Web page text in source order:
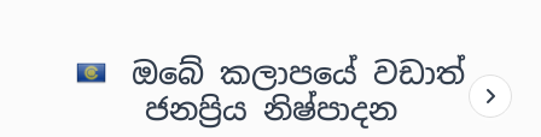
ඔබේ කලාපයේ වඩාත්
ජනප්‍රිය නිෂ්පාදන